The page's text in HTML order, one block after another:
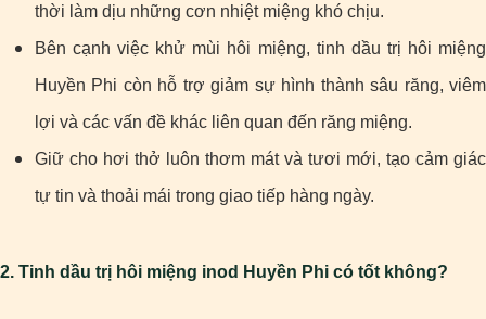
thời làm dịu những cơn nhiệt miệng khó chịu.
Bên cạnh việc khử mùi hôi miệng, tinh dầu trị hôi miệng
Huyền Phi còn hỗ trợ giảm sự hình thành sâu răng, viêm
lợi và các vấn đề khác liên quan đến răng miệng.
Giữ cho hơi thở luôn thơm mát và tươi mới, tạo cảm giác
tự tin và thoải mái trong giao tiếp hàng ngày.
2. Tinh dầu trị hôi miệng inod Huyền Phi có tốt không?